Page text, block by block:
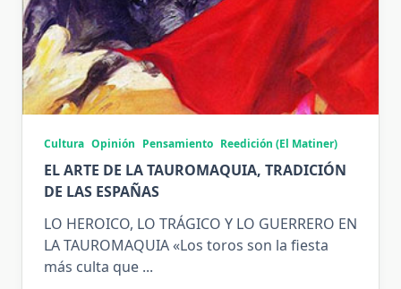
Cultura Opinión Pensamiento Reedición (El Matiner)
EL ARTE DE LA TAUROMAQUIA, TRADICIÓN
DE LAS ESPAÑAS
LO HEROICO, LO TRÁGICO Y LO GUERRERO EN
LA TAUROMAQUIA «Los toros son la fiesta
más culta que ...